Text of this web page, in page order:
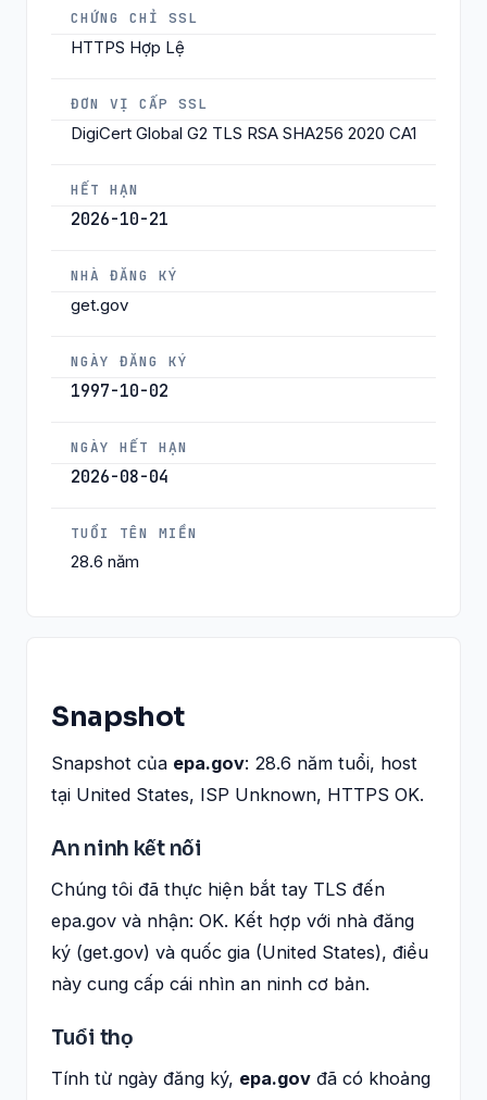
CHỨNG CHỈ SSL
HTTPS Hợp Lệ
ĐƠN VỊ CẤP SSL
DigiCert Global G2 TLS RSA SHA256 2020 CA1
HẾT HẠN
2026-10-21
NHÀ ĐĂNG KÝ
get.gov
NGÀY ĐĂNG KÝ
1997-10-02
NGÀY HẾT HẠN
2026-08-04
TUỔI TÊN MIỀN
28.6 năm
Snapshot
Snapshot của epa.gov: 28.6 năm tuổi, host
tại United States, ISP Unknown, HTTPS OK.
An ninh kết nối
Chúng tôi đã thực hiện bắt tay TLS đến
epa.gov và nhận: OK. Kết hợp với nhà đăng
ký (get.gov) và quốc gia (United States), điều
này cung cấp cái nhìn an ninh cơ bản.
Tuổi thọ
Tính từ ngày đăng ký, epa.gov đã có khoảng